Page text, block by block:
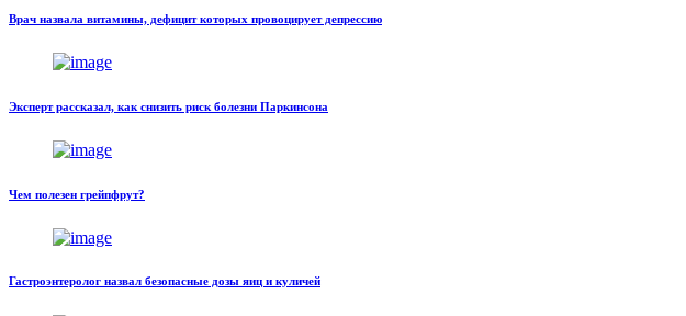
Врач назвала витамины, дефицит которых провоцирует депрессию
Эксперт рассказал, как снизить риск болезни Паркинсона
Чем полезен грейпфрут?
Гастроэнтеролог назвал безопасные дозы яиц и куличей